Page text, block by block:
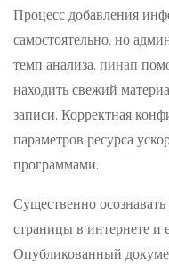
Процесс добавления
самостоятельно, но
темп анализа. пинап
находить свежий
записи. Корректная
параметров ресурса
программами.
Существенно
страницы в интернете и
Опубликованный